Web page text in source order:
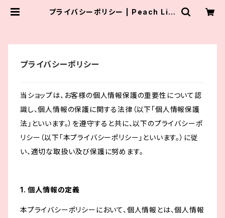
プライバシーポリシー | Peach Lily
プライバシーポリシー
当ショップは、お客様の個人情報保護の重要性について認
識し、個人情報の保護に関する法律（以下「個人情報保護
法」といいます。）を遵守すると共に、以下のプライバシーポ
リシー（以下「本プライバシーポリシー」といいます。）に従
い、適切な取扱い及び保護に努めます。
1. 個人情報の定義
本プライバシーポリシーにおいて、個人情報とは、個人情報